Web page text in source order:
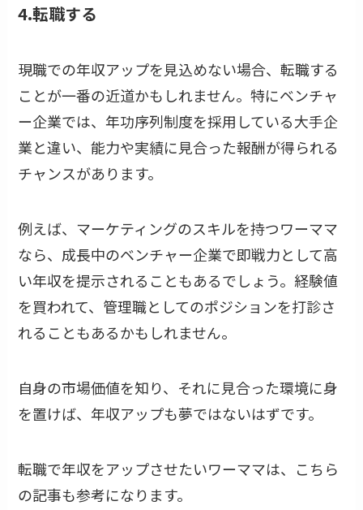
4.転職する
現職での年収アップを見込めない場合、転職する
ことが一番の近道かもしれません。特にベンチャ
ー企業では、年功序列制度を採用している大手企
業と違い、能力や実績に見合った報酬が得られる
チャンスがあります。
例えば、マーケティングのスキルを持つワーママ
なら、成長中のベンチャー企業で即戦力として高
い年収を提示されることもあるでしょう。経験値
を買われて、管理職としてのポジションを打診さ
れることもあるかもしれません。
自身の市場価値を知り、それに見合った環境に身
を置けば、年収アップも夢ではないはずです。
転職で年収をアップさせたいワーママは、こちら
の記事も参考になります。